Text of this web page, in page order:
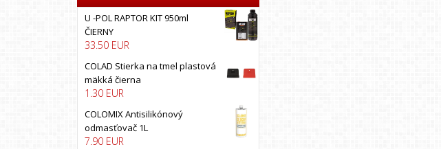
BRUNOX
California scents
CARFIT
COLAD
COLOMIX
COLORMATIC
Colormax
U -POL RAPTOR KIT 950ml
ČIERNY
33.50 EUR
COLAD Stierka na tmel plastová
mäkká čierna
1.30 EUR
COLOMIX Antisilikónový
odmasťovač 1L
7.90 EUR